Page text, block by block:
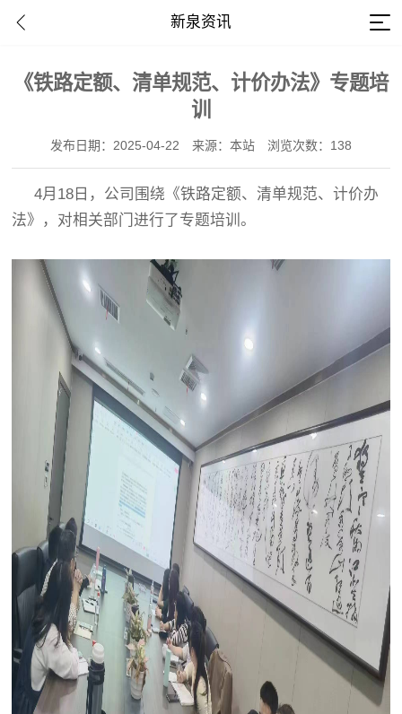
新泉资讯
《铁路定额、清单规范、计价办法》专题培
训
发布日期：2025-04-22 来源：本站 浏览次数：138
4月18日，公司围绕《铁路定额、清单规范、计价办
法》，对相关部门进行了专题培训。